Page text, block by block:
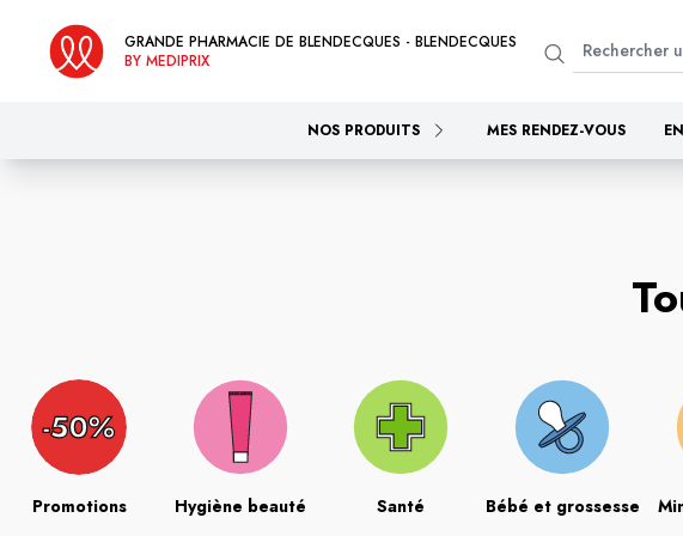
GRANDE PHARMACIE DE BLENDECQUES - BLENDECQUES
BY MEDIPRIX
NOS PRODUITS MES RENDEZ-VOUS
Promotions Hygiène beauté Santé Bébé et grossesse